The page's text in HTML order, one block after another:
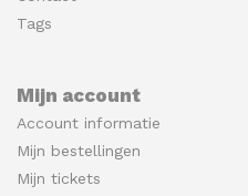
Tags
Mijn account
Account informatie
Mijn bestellingen
Mijn tickets